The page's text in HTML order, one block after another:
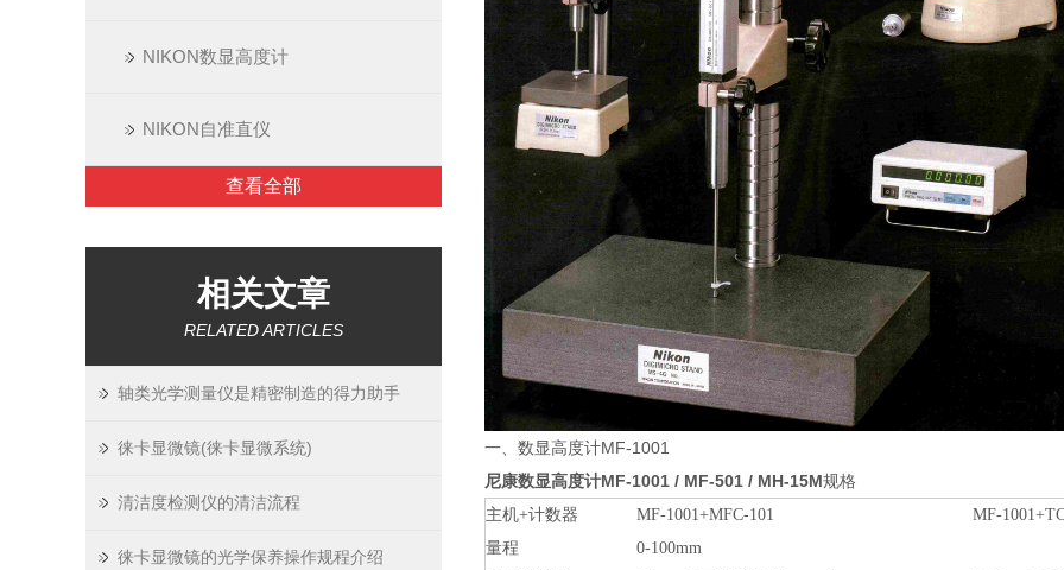
NIKON数显高度计
NIKON自准直仪
查看全部
相关文章
RELATED ARTICLES
轴类光学测量仪是精密制造的得力助手
徕卡显微镜(徕卡显微系统)
清洁度检测仪的清洁流程
徕卡显微镜的光学保养操作规程介绍
一、数显高度计MF-1001
尼康数显高度计MF-1001 / MF-501 / MH-15M规格
主机+计数器 MF-1001+MFC-101
MF-
量程
0-100mm